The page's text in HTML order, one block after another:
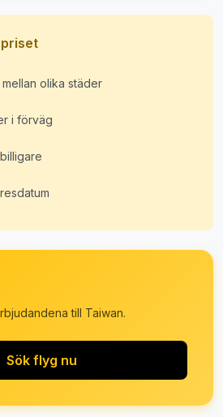
olika städer
i förväg
till Taiwan.
Sök flyg nu